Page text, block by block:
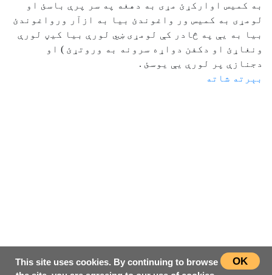
به كميس اواركړئ مړى به دهغه په سر پرې باسئ او
لومړى به كميس ور واغوندئ بيا به ازآر ورواغوندئ
بيا به يې په څادر كې لومړى ښي لورې بيا كيڼ لورې
ونغاړئ او دكفن دواړه سرونه به وروتړئ ) او
دجنازې پر لورې يې يوسئ .
بېرته شاته
OK
This site uses cookies. By continuing to browse